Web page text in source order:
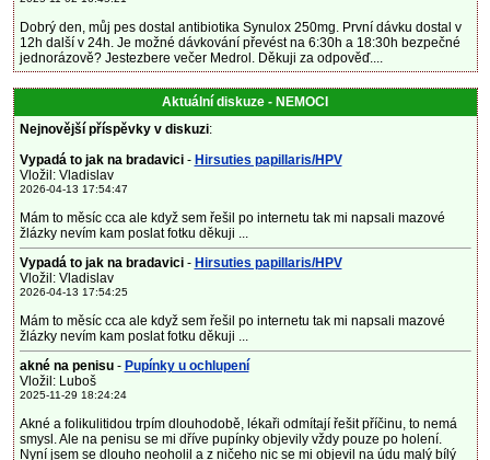
Dobrý den, můj pes dostal antibiotika Synulox 250mg. První dávku dostal v
12h další v 24h. Je možné dávkování převést na 6:30h a 18:30h bezpečné
jednorázově? Jestezbere večer Medrol. Děkuji za odpověď....
Aktuální diskuze - NEMOCI
Nejnovější příspěvky v diskuzi:
Vypadá to jak na bradavici - Hirsuties papillaris/HPV
Vložil: Vladislav
2026-04-13 17:54:47
Mám to měsíc cca ale když sem řešil po internetu tak mi napsali mazové
žlázky nevím kam poslat fotku děkuji ...
Vypadá to jak na bradavici - Hirsuties papillaris/HPV
Vložil: Vladislav
2026-04-13 17:54:25
Mám to měsíc cca ale když sem řešil po internetu tak mi napsali mazové
žlázky nevím kam poslat fotku děkuji ...
akné na penisu- Pupínky u ochlupení
Vložil: Luboš
2025-11-29 18:24:24
Akné a folikulitidou trpím dlouhodobě, lékaři odmítají řešit příčinu, to nemá
smysl. Ale na penisu se mi dříve pupínky objevily vždy pouze po holení.
Nyní jsem se dlouho neoholil a z ničeho nic se mi objevil na údu malý bílý